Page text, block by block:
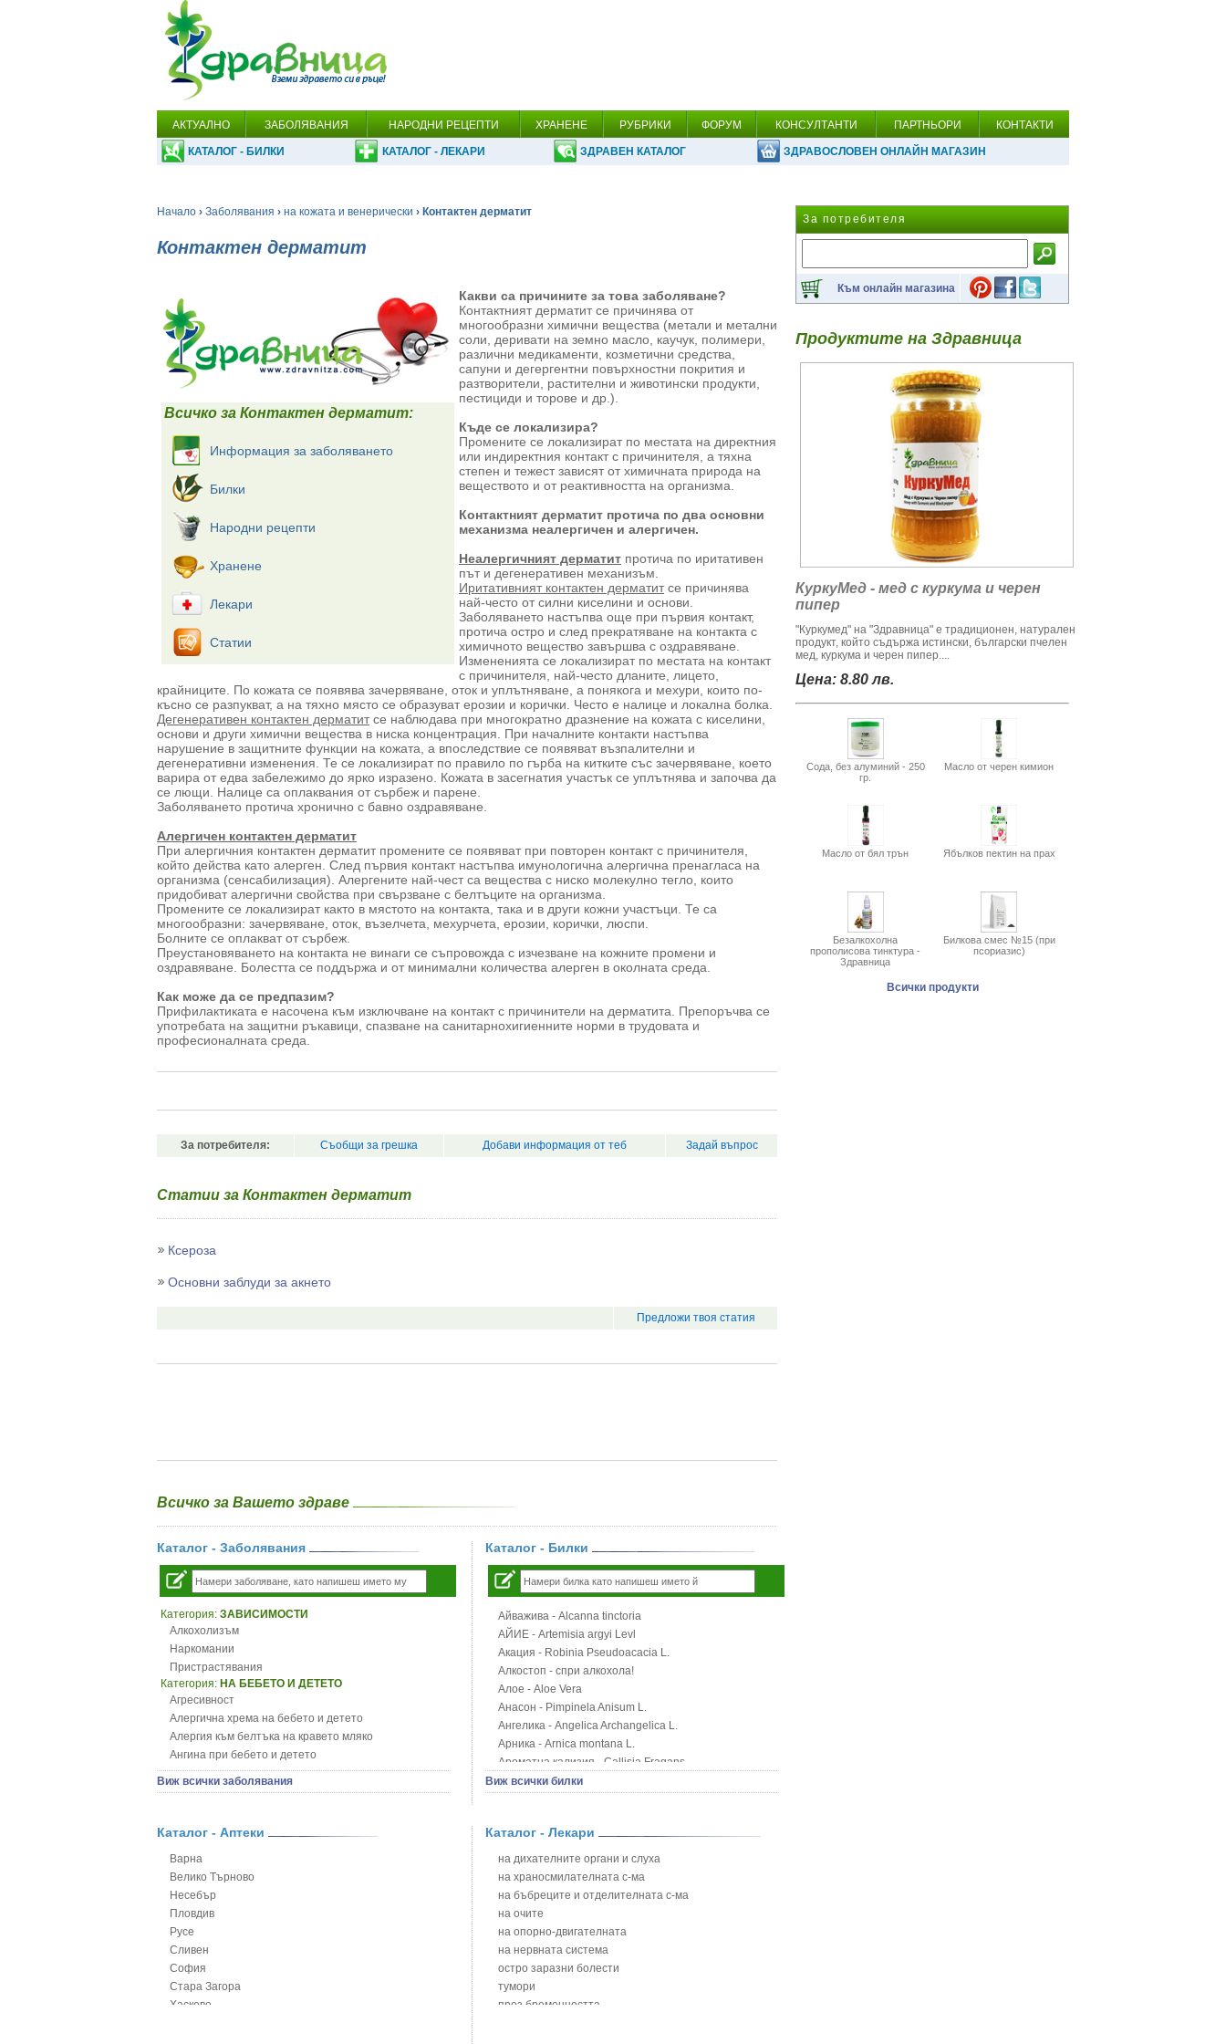
АКТУАЛНО ЗАБОЛЯВАНИЯ НАРОДНИ РЕЦЕПТИ ХРАНЕНЕ РУБРИКИ ФОРУМ КОНСУЛТАНТИ ПАРТНЬОРИ КОНТАКТИ
КАТАЛОГ - БИЛКИ КАТАЛОГ - ЛЕКАРИ ЗДРАВЕН КАТАЛОГ ЗДРАВОСЛОВЕН ОНЛАЙН МАГАЗИН
Начало › Заболявания › на кожата и венерически › Контактен дерматит
Контактен дерматит
Всичко за Контактен дерматит:
Информация за заболяването
Билки
Народни рецепти
Хранене
Лекари
Статии
Какви са причините за това заболяване?
Контактният дерматит се причинява от
многообразни химични вещества (метали и метални
соли, деривати на земно масло, каучук, полимери,
различни медикаменти, козметични средства,
сапуни и дегергентни повърхностни покрития и
разтворители, растителни и животински продукти,
пестициди и торове и др.).
Къде се локализира?
Промените се локализират по местата на директния
или индиректния контакт с причинителя, а тяхна
степен и тежест зависят от химичната природа на
веществото и от реактивността на организма.
Контактният дерматит протича по два основни
механизма неалергичен и алергичен.
Неалергичният дерматит протича по иритативен
път и дегенеративен механизъм.
Иритативният контактен дерматитсе причинява
най-често от силни киселини и основи.
Заболяването настъпва още при първия контакт,
протича остро и след прекратяване на контакта с
химичното вещество завършва с оздравяване.
Измененията се локализират по местата на контакт
с причинителя, най-често дланите, лицето,
крайниците. По кожата се появява зачервяване, оток и уплътняване, а понякога и мехури, които по-
късно се разпукват, а на тяхно място се образуват ерозии и корички. Често е налице и локална болка.
Дегенеративен контактен дерматитсе наблюдава при многократно дразнение на кожата с киселини,
основи и други химични вещества в ниска концентрация. При началните контакти настъпва
нарушение в защитните функции на кожата, а впоследствие се появяват възпалителни и
дегенеративни изменения. Те се локализират по правило по гърба на китките със зачервяване, което
варира от едва забележимо до ярко изразено. Кожата в засегнатия участък се уплътнява и започва да
се лющи. Налице са оплаквания от сърбеж и парене.
Заболяването протича хронично с бавно оздравяване.
Алергичен контактен дерматит
При алергичния контактен дерматит промените се появяват при повторен контакт с причинителя,
който действа като алерген. След първия контакт настъпва имунологична алергична пренагласа на
организма (сенсабилизация). Алергените най-чест са вещества с ниско молекулно тегло, които
придобиват алергични свойства при свързване с белтъците на организма.
Промените се локализират както в мястото на контакта, така и в други кожни участъци. Те са
многообразни: зачервяване, оток, възелчета, мехурчета, ерозии, корички, люспи.
Болните се оплакват от сърбеж.
Преустановяването на контакта не винаги се съпровожда с изчезване на кожните промени и
оздравяване. Болестта се поддържа и от минимални количества алерген в околната среда.
Как може да се предпазим?
Прифилактиката е насочена към изключване на контакт с причинители на дерматита. Препоръчва се
употребата на защитни ръкавици, спазване на санитарнохигиенните норми в трудовата и
професионалната среда.
За потребителя: Съобщи за грешка Добави информация от теб Задай въпрос
Статии за Контактен дерматит
Ксероза
Основни заблуди за акнето
Предложи твоя статия
Всичко за Вашето здраве
Каталог - Заболявания
Категория: ЗАВИСИМОСТИ
Алкохолизъм
Наркомании
Пристрастявания
Категория: НА БЕБЕТО И ДЕТЕТО
Агресивност
Алергична хрема на бебето и детето
Алергия към белтъка на кравето мляко
Ангина при бебето и детето
Анемия при бебето и детето
Апетит - пълни деца
Безапетитие при бебето и детето
Бронхит и пневмония при деца
Варицела
Висока температура на бебето и детето
Възпаление на ушите на бебето и детето
Глисти
Грижа за пъпа на новороденото
Грип при бебето и детето
Гърч
Виж всички заболявания
Каталог - Билки
Айважива - Alcanna tinctoria
АЙИЕ - Artemisia argyi Levl
Акация - Robinia Pseudoacacia L.
Алкостоп - спри алкохола!
Алое - Aloe Vera
Анасон - Pimpinela Anisum L.
Ангелика - Angelica Archangelica L.
Арника - Arnica montana L.
Ароматна кализия - Callisia Fragans
Арония - Sorbus melanocorpa
Блатен аир - Acorus calamus L.
Блатен тъжник - Spirea ulmaria L.
Блян
Бобови шушулки - Phaseolus Vulgaris L.
Божур - Paeonia Decora
Борови връхчета - Pinus sylvestris
Босилек - Ocimum Basillicum
Брей - Tamus Communis
Брош - Rubia tinctorum L.
Бръшлян - Hedera helix L.
Виж всички билки
Каталог - Аптеки
Варна
Велико Търново
Несебър
Пловдив
Русе
Сливен
София
Стара Загора
Хасково
Каталог - Лекари
на дихателните органи и слуха
на храносмилателната с-ма
на бъбреците и отделителната с-ма
на очите
на опорно-двигателната
на нервната система
остро заразни болести
тумори
през бременността
За потребителя
Към онлайн магазина
Продуктите на Здравница
КуркуМед - мед с куркума и черен
пипер
"Куркумед" на "Здравница" е традиционен, натурален
продукт, който съдържа истински, български пчелен
мед, куркума и черен пипер....
Цена: 8.80 лв.
Сода, без алуминий - 250
гр.
Масло от черен кимион
Масло от бял трън Ябълков пектин на прах
Безалкохолна
прополисова тинктура -
Здравница
Билкова смес №15 (при
псориазис)
Всички продукти